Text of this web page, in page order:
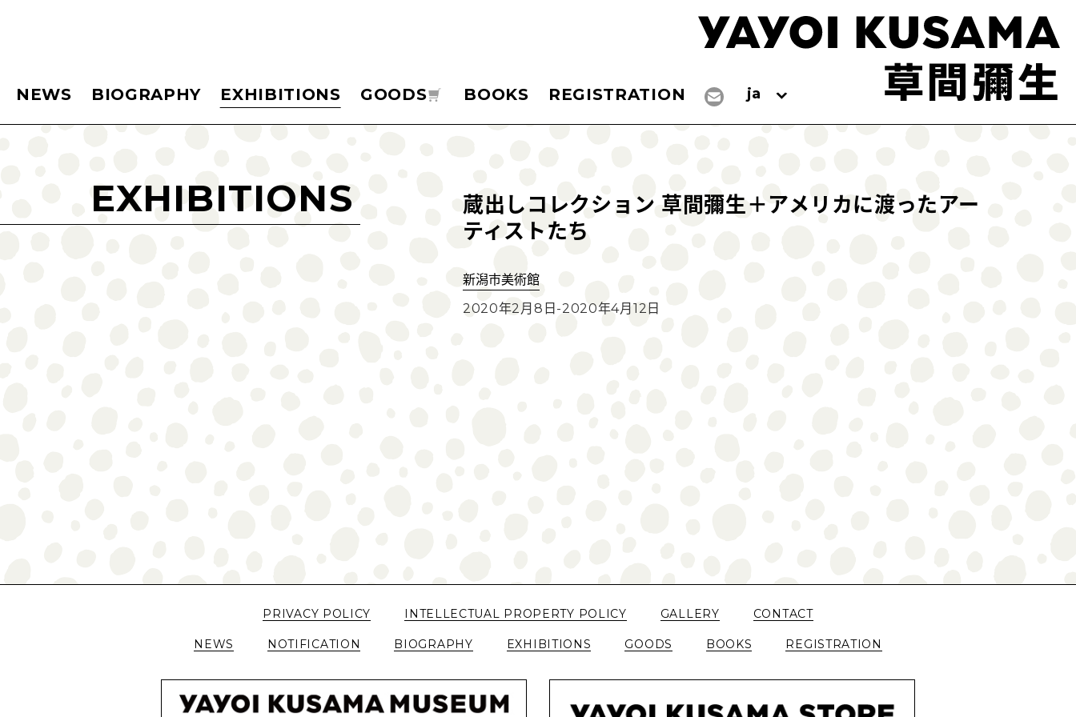
NEWS BIOGRAPHY EXHIBITIONS GOODS BOOKS REGISTRATION ja
EXHIBITIONS
蔵出しコレクション 草間彌生＋アメリカに渡ったアー
ティストたち
新潟市美術館
2020年2月8日-2020年4月12日
PRIVACY POLICY INTELLECTUAL PROPERTY POLICY GALLERY CONTACT
NEWS NOTIFICATION BIOGRAPHY EXHIBITIONS GOODS BOOKS REGISTRATION